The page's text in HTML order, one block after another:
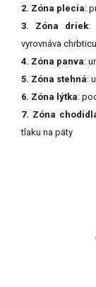
2. Zóna plecia:
3. Zóna driek:
vyrovnáva chrbticu
4. Zóna panva:
5. Zóna stehná:
6. Zóna lýtka:
7. Zóna
tlaku na päty